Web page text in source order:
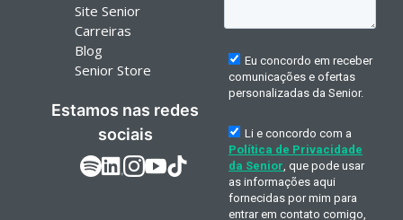
Site Senior
Carreiras
Blog
Senior Store
Estamos nas redes
sociais